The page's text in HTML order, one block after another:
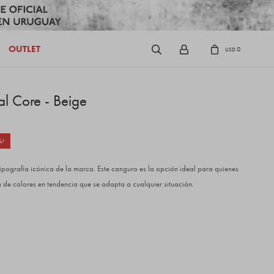
OUTLET USD0
Core - Beige
icónica de la marca. Este canguro es la opción ideal para quienes
colores en tendencia que se adapta a cualquier situación.